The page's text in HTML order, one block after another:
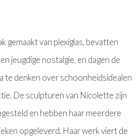
gemaakt van plexiglas, bevatten
jeugdige nostalgie, en dagen de
te denken over schoonheidsidealen
De sculpturen van Nicolette zijn
en hebben haar meerdere
opgeleverd. Haar werk viert de